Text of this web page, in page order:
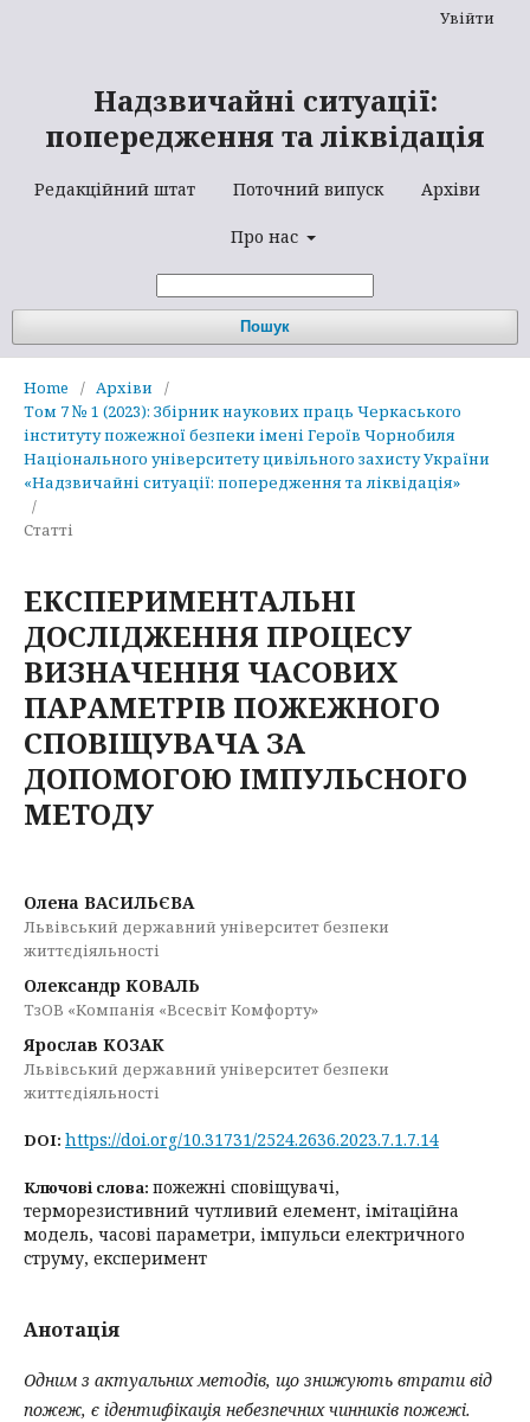
Надзвичайні ситуації:
попередження та ліквідація
Редакційний штат Поточний випуск Архіви
Про нас
Пошук
Увійти
Home / Архіви
/
Том 7 № 1 (2023): Збірник наукових праць Черкаського
інституту пожежної безпеки імені Героїв Чорнобиля
Національного університету цивільного захисту України
«Надзвичайні ситуації: попередження та ліквідація»
/
Статті
ЕКСПЕРИМЕНТАЛЬНІ
ДОСЛІДЖЕННЯ ПРОЦЕСУ
ВИЗНАЧЕННЯ ЧАСОВИХ
ПАРАМЕТРІВ ПОЖЕЖНОГО
СПОВІЩУВАЧА ЗА
ДОПОМОГОЮ ІМПУЛЬСНОГО
МЕТОДУ
Олена ВАСИЛЬЄВА
Львівський державний університет безпеки
життєдіяльності
Олександр КОВАЛЬ
ТзОВ «Компанія «Всесвіт Комфорту»
Ярослав КОЗАК
Львівський державний університет безпеки
життєдіяльності
DOI: https://doi.org/10.31731/2524.2636.2023.7.1.7.14
Ключові слова: пожежні сповіщувачі,
терморезистивний чутливий елемент, імітаційна
модель, часові параметри, імпульси електричного
струму, експеримент
Анотація
Одним з актуальних методів, що знижують втрати від
пожеж, є ідентифікація небезпечних чинників пожежі.